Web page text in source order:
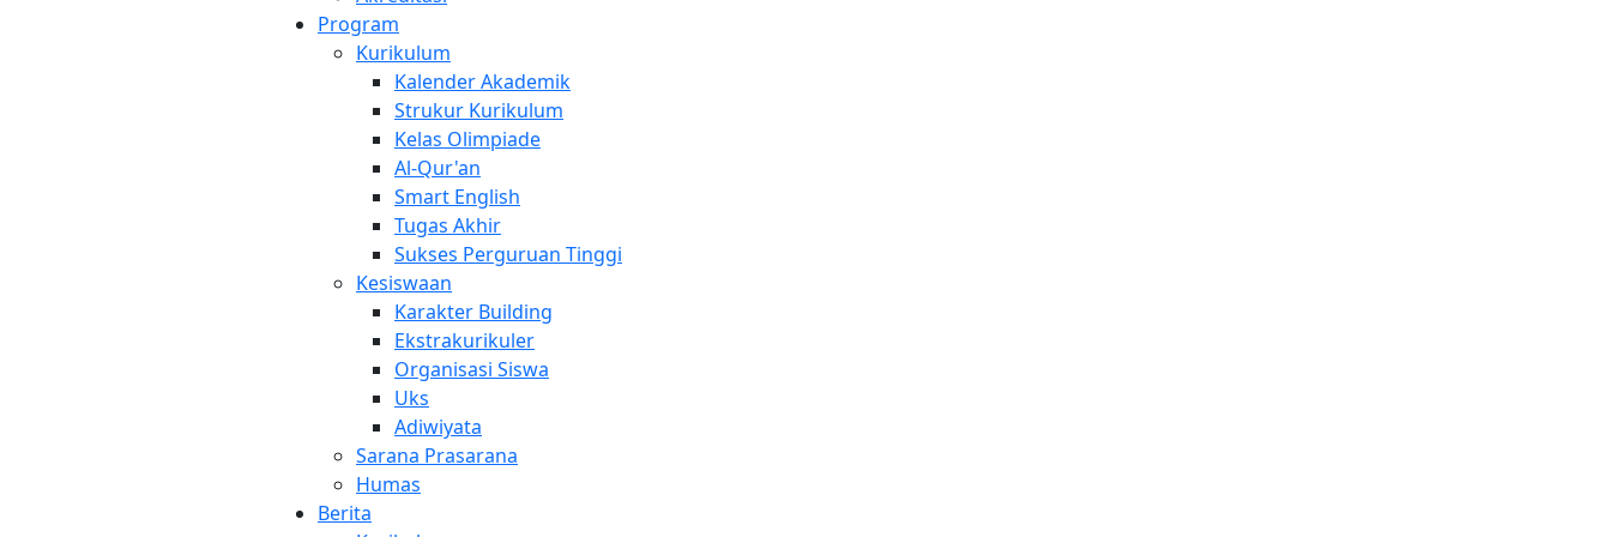
Program
Kurikulum
Kalender Akademik
Strukur Kurikulum
Kelas Olimpiade
Al-Qur'an
Smart English
Tugas Akhir
Sukses Perguruan Tinggi
Kesiswaan
Karakter Building
Ekstrakurikuler
Organisasi Siswa
Uks
Adiwiyata
Sarana Prasarana
Humas
Berita